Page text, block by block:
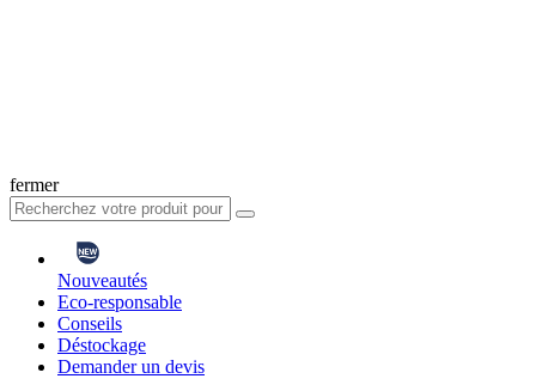
fermer
Nouveautés
Eco-responsable
Conseils
Déstockage
Demander un devis